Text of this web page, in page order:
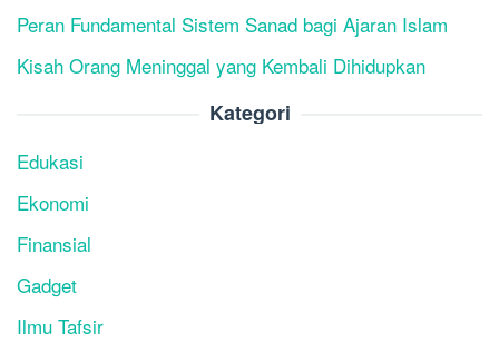
Peran Fundamental Sistem Sanad bagi Ajaran Islam
Kisah Orang Meninggal yang Kembali Dihidupkan
Kategori
Edukasi
Ekonomi
Finansial
Gadget
Ilmu Tafsir